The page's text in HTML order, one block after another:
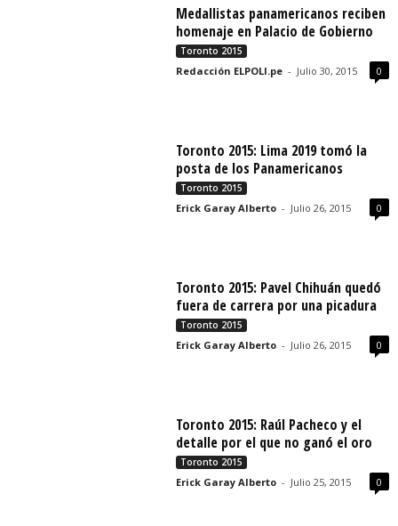
Medallistas panamericanos reciben
homenaje en Palacio de Gobierno
Toronto 2015
Redacción ELPOLI.pe - Julio 30, 2015 0
Toronto 2015: Lima 2019 tomó la
posta de los Panamericanos
Toronto 2015
Erick Garay Alberto - Julio 26, 2015 0
Toronto 2015: Pavel Chihuán quedó
fuera de carrera por una picadura
Toronto 2015
Erick Garay Alberto - Julio 26, 2015 0
Toronto 2015: Raúl Pacheco y el
detalle por el que no ganó el oro
Toronto 2015
Erick Garay Alberto - Julio 25, 2015 0